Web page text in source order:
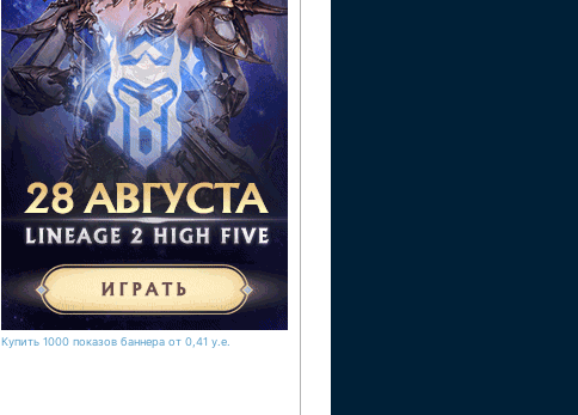
Купить 1000 показов баннера от 0,41 у.е.